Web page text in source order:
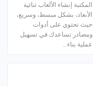
المكتبة إنشاء الألعاب ثنائية
الأبعاد، بشكل مبسط، وسريع،
حيث تحتوي على أدوات
ومصادر تساعدك في تسهيل
عملية بناء…